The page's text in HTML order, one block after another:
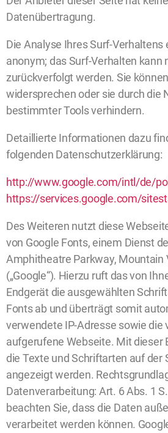
Datenübertragung.
Die Analyse Ihres Surf-Verhaltens
anonym; das Surf-Verhalten kann
zurückverfolgt werden. Sie
widersprechen oder sie durch die
bestimmter Tools verhindern.
Detaillierte Informationen dazu
folgenden Datenschutzerklärung:
http://www.google.com/intl/de/
https://services.google.com/
Des Weiteren nutzt diese
von Google Fonts, einem Dienst
Amphitheatre Parkway, Mountain
(„Google“). Hierzu ruft das von
Endgerät die ausgewählten
Fonts ab und überträgt somit
verwendete IP-Adresse sowie die
aufgerufene Webseite. Mit dieser
die Texte und Schriftarten auf der
angezeigt werden.
Datenverarbeitung: Art. 6 Abs. 1
beachten Sie, dass die Daten
verarbeitet werden können.